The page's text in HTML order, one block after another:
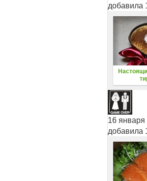
добавила
16 января
добавила